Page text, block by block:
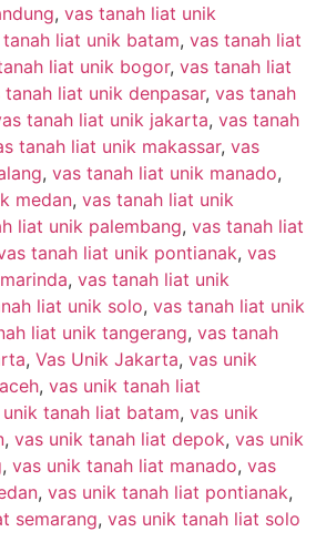
, vas tanah liat unik
liat unik batam, vas tanah liat
liat unik bogor, vas tanah liat
tanah liat unik denpasar, vas tanah
tanah liat unik jakarta, vas tanah
tanah liat unik makassar, vas
, vas tanah liat unik manado,
medan, vas tanah liat unik
liat unik palembang, vas tanah liat
tanah liat unik pontianak, vas
, vas tanah liat unik
liat unik solo, vas tanah liat unik
liat unik tangerang, vas tanah
, Vas Unik Jakarta, vas unik
, vas unik tanah liat
tanah liat batam, vas unik
, vas unik tanah liat depok, vas unik
, vas unik tanah liat manado, vas
, vas unik tanah liat pontianak,
semarang, vas unik tanah liat solo